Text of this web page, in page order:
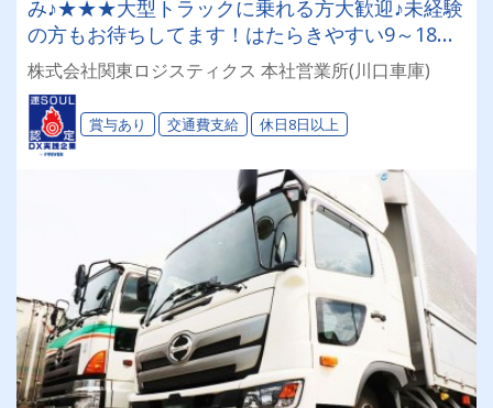
み♪★★★大型トラックに乗れる方大歓迎♪未経験
の方もお待ちしてます！はたらきやすい9～18
時！年間休日110日以上★【「配車スタッフ」募
集！女性スタッフも活躍中です♪】
株式会社関東ロジスティクス 本社営業所(川口車庫)
賞与あり 交通費支給 休日8日以上